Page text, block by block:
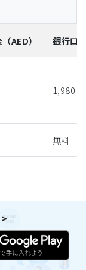
（AED） 銀行口
1,980
無料